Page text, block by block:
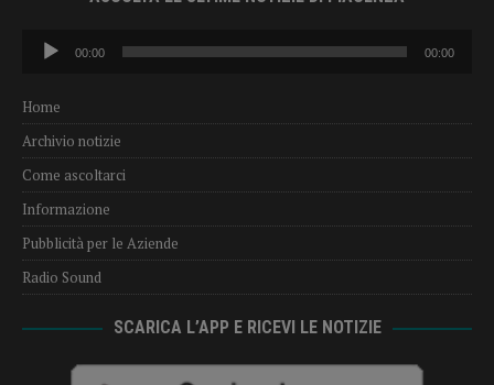
Audio
Player
00:00 00:00
Home
Archivio notizie
Come ascoltarci
Informazione
Pubblicità per le Aziende
Radio Sound
SCARICA L’APP E RICEVI LE NOTIZIE